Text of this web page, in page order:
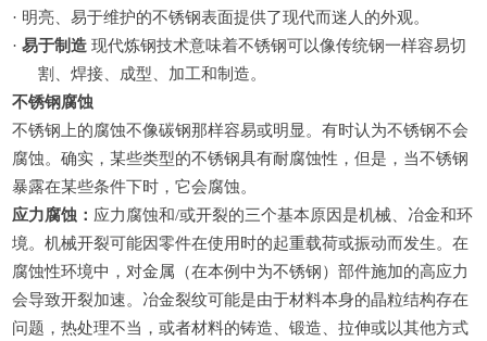
· 明亮、易于维护的不锈钢表面提供了现代而迷人的外观。
·易于制造 现代炼钢技术意味着不锈钢可以像传统钢一样容易切
割、焊接、成型、加工和制造。
不锈钢腐蚀
不锈钢上的腐蚀不像碳钢那样容易或明显。有时认为不锈钢不会
腐蚀。确实，某些类型的不锈钢具有耐腐蚀性，但是，当不锈钢
暴露在某些条件下时，它会腐蚀。
应力腐蚀： 应力腐蚀和/或开裂的三个基本原因是机械、冶金和环
境。机械开裂可能因零件在使用时的起重载荷或振动而发生。在
腐蚀性环境中，对金属（在本例中为不锈钢）部件施加的高应力
会导致开裂加速。冶金裂纹可能是由于材料本身的晶粒结构存在
问题，热处理不当，或者材料的铸造、锻造、拉伸或以其他方式